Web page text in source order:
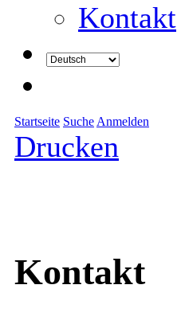
Kontakt
Startseite Suche Anmelden
Drucken
Kontakt